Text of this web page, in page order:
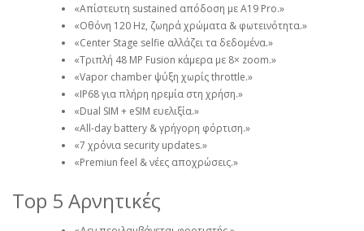
«Απίστευτη sustained απόδοση με A19 Pro.»
«Οθόνη 120 Hz, ζωηρά χρώματα & φωτεινότητα.»
«Center Stage selfie αλλάζει τα δεδομένα.»
«Τριπλή 48 MP Fusion κάμερα με 8× zoom.»
«Vapor chamber ψύξη χωρίς throttle.»
«IP68 για πλήρη ηρεμία στη χρήση.»
«Dual SIM + eSIM ευελιξία.»
«All-day battery & γρήγορη φόρτιση.»
«7 χρόνια security updates.»
«Premiun feel & νέες αποχρώσεις.»
Top 5 Αρνητικές